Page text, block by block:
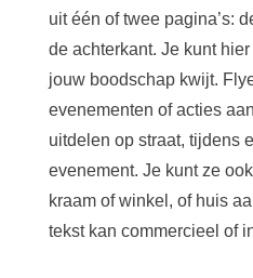
uit één of twee pagina’s:
de achterkant. Je kunt
jouw boodschap kwijt.
evenementen of acties
uitdelen op straat, tijdens
evenement. Je kunt ze
kraam of winkel, of huis
tekst kan commercieel of